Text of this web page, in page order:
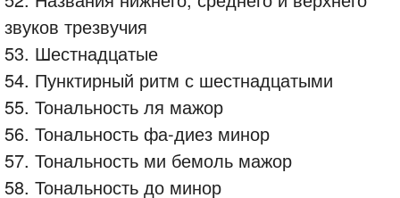
звуков трезвучия
53. Шестнадцатые
54. Пунктирный ритм с шестнадцатыми
55. Тональность ля мажор
56. Тональность фа-диез минор
57. Тональность ми бемоль мажор
58. Тональность до минор